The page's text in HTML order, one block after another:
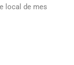
local de mes